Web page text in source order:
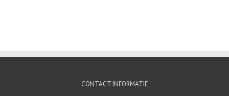
CONTACT INFORMATIE